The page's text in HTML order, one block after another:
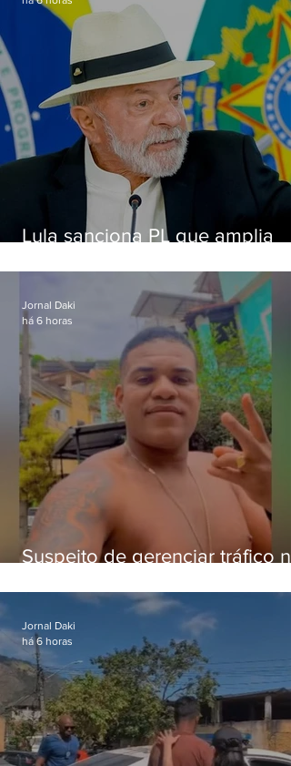
Lula sanciona PL que amplia
crianças
Suspeito de gerenciar tráfico na
foragido
Jornal Daki
há 6 horas
Jornal Daki
há 6 horas